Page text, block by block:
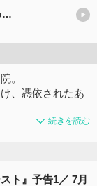
The Pope's Exorcist (Original Motion Picture Soundtrack)
。
、憑依されたあ
続きを読む
ト』予告1／ 7月